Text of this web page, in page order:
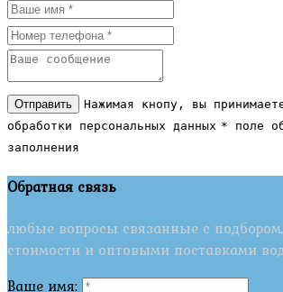
Отправить
Нажимая кнопу, вы
обработки персональных данных * поле
заполнения
Обратная связь
любые вопросы связанные с
стоимости и оптовыми поставками
Ваше имя: